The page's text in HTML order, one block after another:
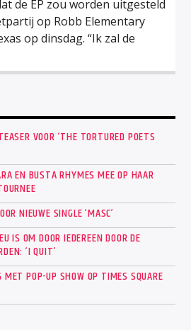
de EP zou worden uitgesteld
op Robb Elementary
op dinsdag. “Ik zal de
VOOR ‘THE TORTURED POETS
EN BUSTA RHYMES MEE OP HAAR
NIEUWE SINGLE ‘MASC’
IS OM DOOR IEDEREEN DOOR DE
‘I QUIT’
POP-UP SHOW OP TIMES SQUARE